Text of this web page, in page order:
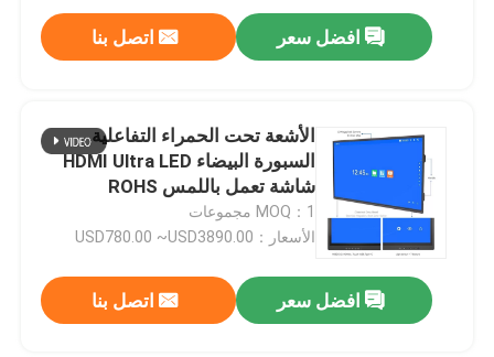
افضل سعر اتصل بنا
الأشعة تحت الحمراء التفاعلية
السبورة البيضاء HDMI Ultra LED
شاشة تعمل باللمس ROHS
MOQ：1 مجموعات
الأسعار：USD780.00 ~USD3890.00
افضل سعر اتصل بنا